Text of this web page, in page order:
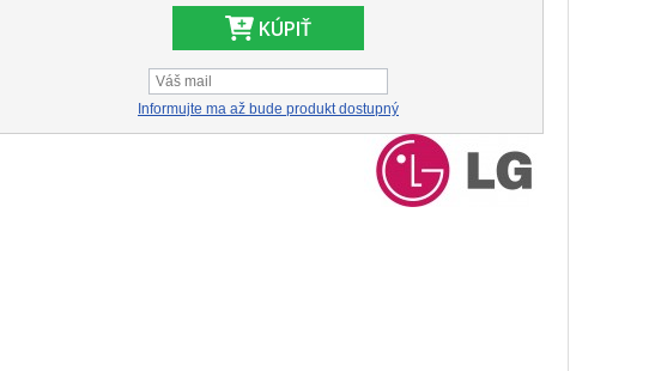
KÚPIŤ
Informujte ma až bude produkt dostupný